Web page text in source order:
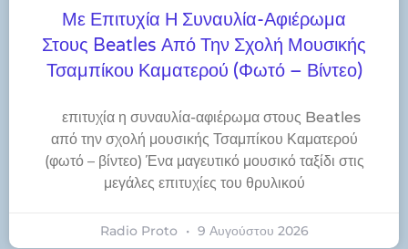
Με Επιτυχία Η Συναυλία-Αφιέρωμα
Στους Beatles Από Την Σχολή Μουσικής
Τσαμπίκου Καματερού (φωτό – Βίντεο)
​επιτυχία η συναυλία-αφιέρωμα στους Beatles
από την σχολή μουσικής Τσαμπίκου Καματερού
(φωτό – βίντεο) Ένα μαγευτικό μουσικό ταξίδι στις
μεγάλες επιτυχίες του θρυλικού
Radio Proto 9 Αυγούστου 2026